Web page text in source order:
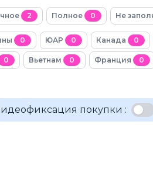
2 Полное 0 Не
0 ЮАР 0 Канада 0
0 Вьетнам 0 Франция 0
покупки :